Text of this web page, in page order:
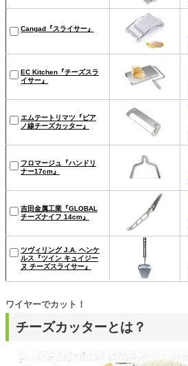
Cangad『スライサー』
EC Kitchen『チーズスラ
イサー』
エムテートリマツ『ピア
ノ線チーズカッター』
フロマージュ『ハンドリ
ナー17cm』
吉田金属工業『GLOBAL
チーズナイフ 14cm』
ツヴィリング J.A. ヘンケ
ルス『ツイン キュイジー
ヌ チーズスライサー』
チーズカッターとは？
ワイヤーでカット！